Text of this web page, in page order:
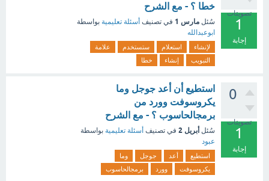
تصويتات
1
إجابة
خطا ؟ - مع الشرح
سُئل مارس 1 في تصنيف أسئلة تعليمية بواسطة
ابوعبدالله
لإنشاء استعلام ستستخدم
علامة
التبويب
إنشاء خطا
0
تصويتات
1
إجابة
استطيع أن أعد جوجل وما
يكروسوفت وورد من
برمجالحاسوب ؟ - مع الشرح
سُئل أبريل 2 في تصنيف أسئلة تعليمية بواسطة
عبود
استطيع أعد جوجل
وما
يكروسوفت
وورد برمجالحاسوب